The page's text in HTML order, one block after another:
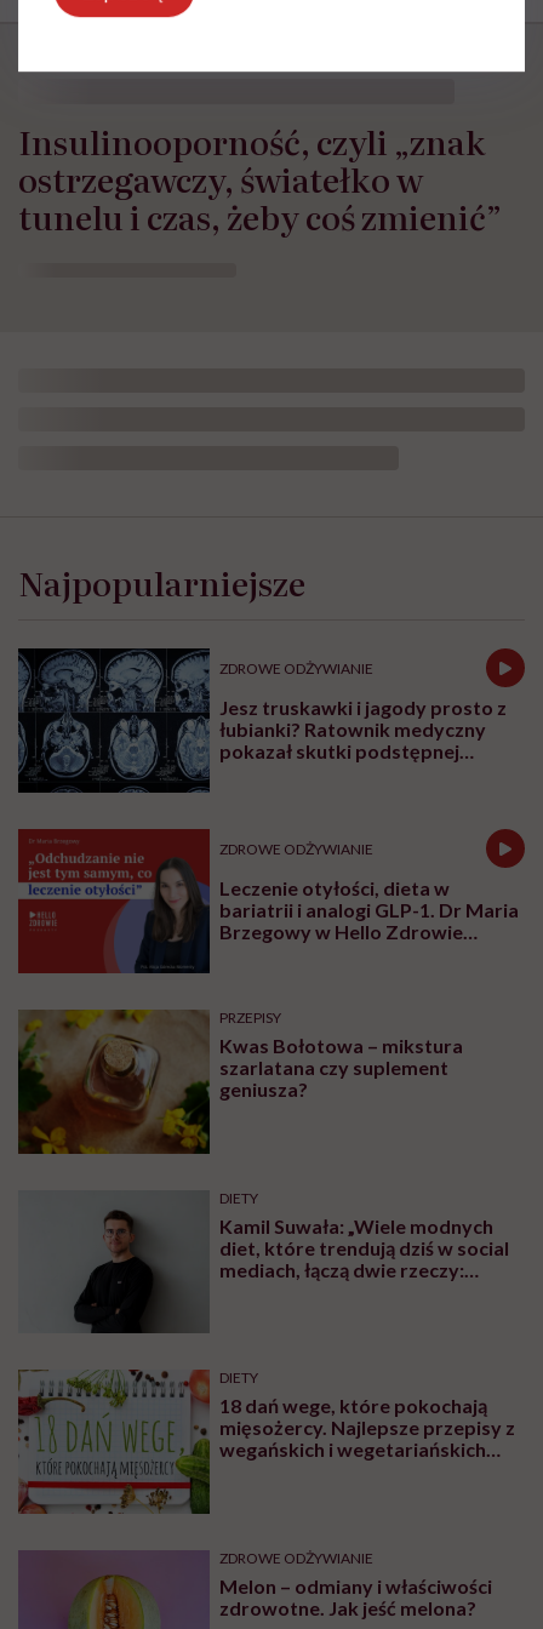
Insulinooporność, czyli „znak
ostrzegawczy, światełko w
tunelu i czas, żeby coś zmienić”
Najpopularniejsze
ZDROWE ODŻYWIANIE
Jesz truskawki i jagody prosto z
łubianki? Ratownik medyczny
pokazał skutki podstępnej
ZDROWE ODŻYWIANIE
Leczenie otyłości, dieta w
bariatrii i analogi GLP-1. Dr Maria
Brzegowy w Hello Zdrowie
PRZEPISY
Kwas Bołotowa – mikstura
szarlatana czy suplement
geniusza?
DIETY
Kamil Suwała: „Wiele modnych
diet, które trendują dziś w social
mediach, łączą dwie rzeczy:
DIETY
18 dań wege, które pokochają
mięsożercy. Najlepsze przepisy z
wegańskich i wegetariańskich
ZDROWE ODŻYWIANIE
Melon – odmiany i właściwości
zdrowotne. Jak jeść melona?